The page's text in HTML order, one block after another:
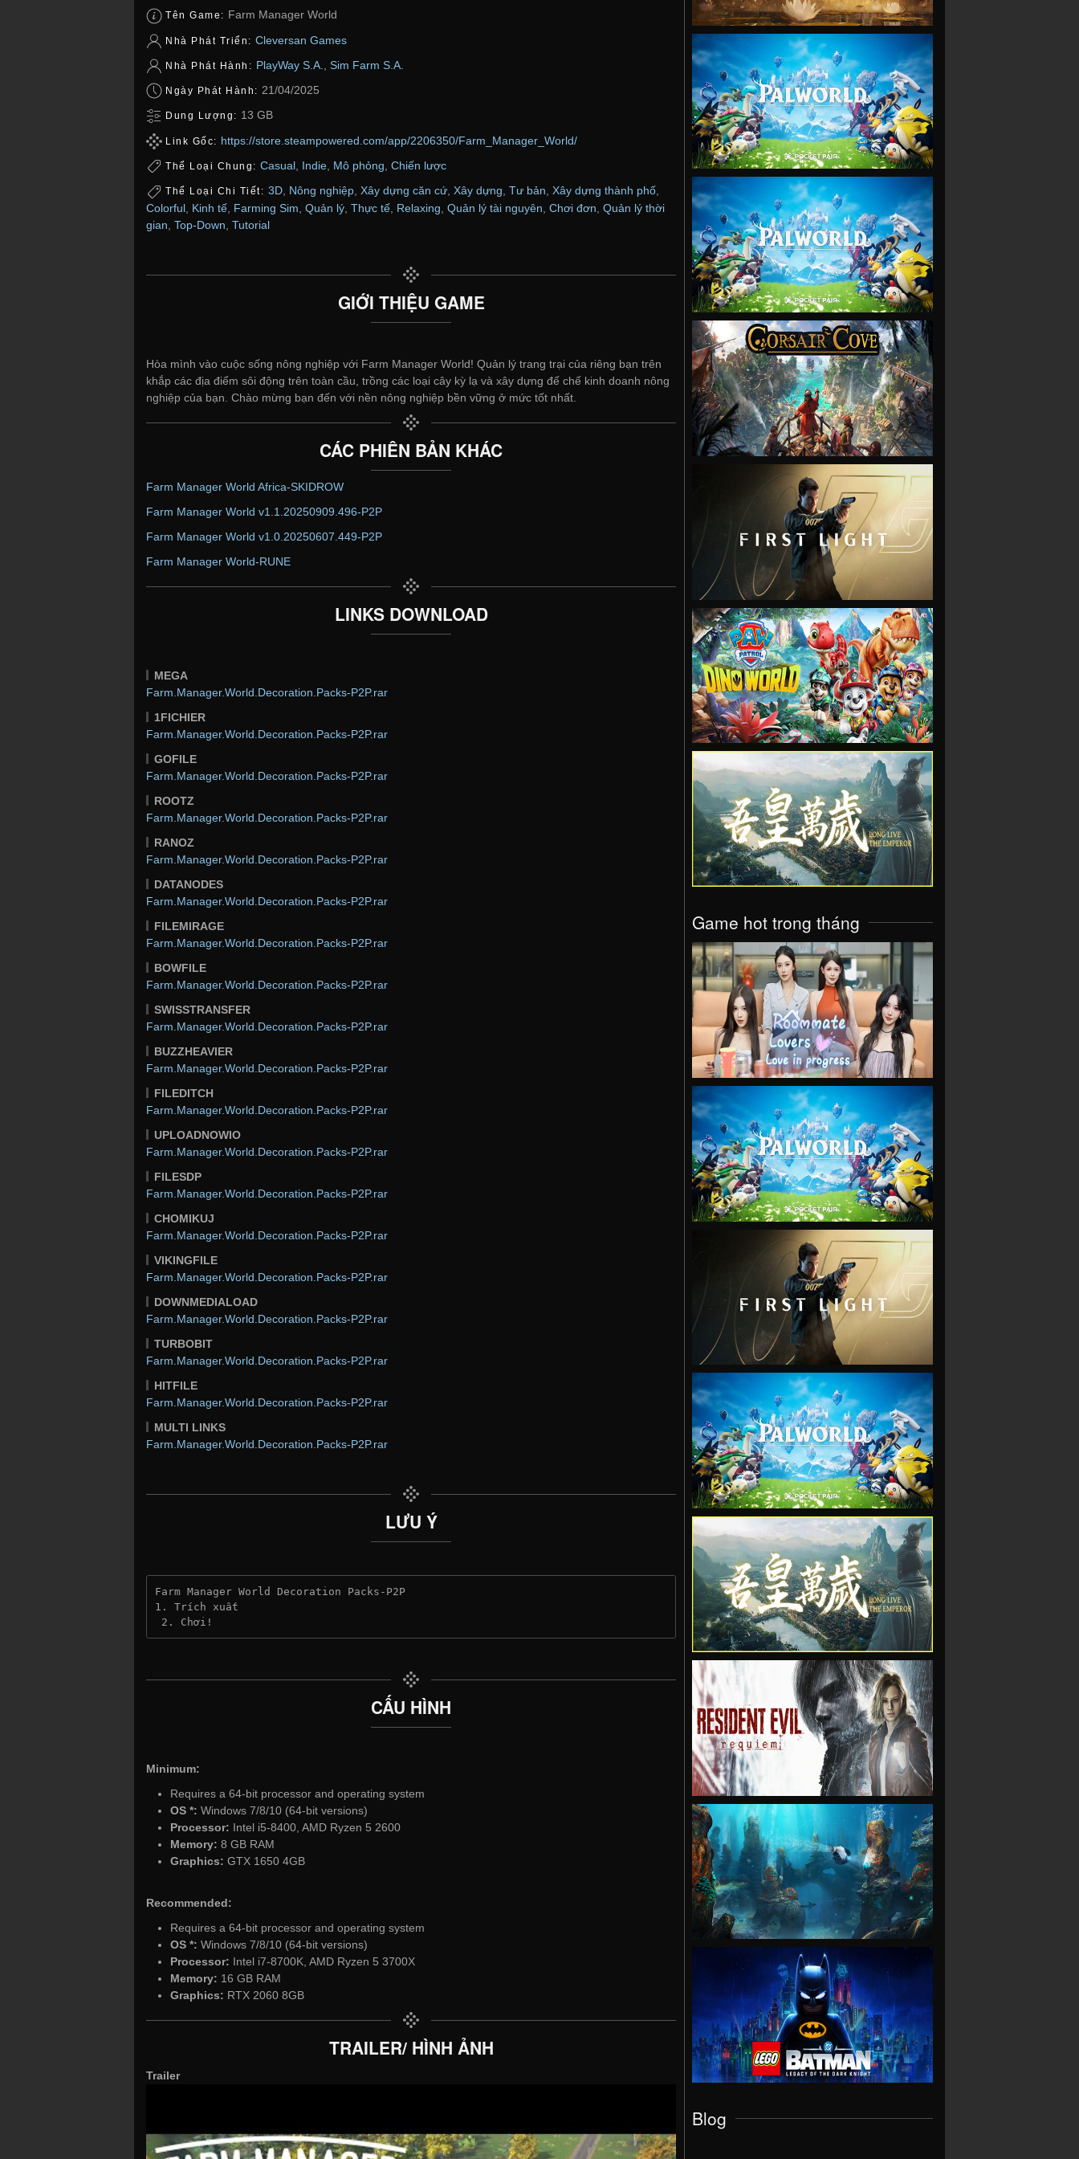
Tên Game: Farm Manager World
Nhà Phát Triển: Cleversan Games
Nhà Phát Hành: PlayWay S.A. Sim Farm S.A.
Ngày Phát Hành: 21/04/2025
Dung Lượng: 13 GB
Link Gốc: https://store.steampowered.com/app/2206350/Farm_Manager_World/
Thể Loại Chung: Casual Indie Mô phỏng Chiến lược
Thể Loại Chi Tiết: 3D, Nông nghiệp, Xây dựng căn cứ, Xây dựng, Tư bản, Xây dựng thành phố,
Colorful Kinh tế Farming Sim Quản lý Thực tế Relaxing Quản lý tài nguyên Chơi đơn Quản lý thời
gian Top-Down Tutorial
GIỚI THIỆU GAME
Hòa mình vào cuộc sống nông nghiệp với Farm Manager World! Quản lý trang trại của riêng bạn trên
khắp các địa điểm sôi động trên toàn cầu, trồng các loại cây kỳ lạ và xây dựng đế chế kinh doanh nông
nghiệp của bạn. Chào mừng bạn đến với nền nông nghiệp bền vững ở mức tốt nhất.
CÁC PHIÊN BẢN KHÁC
Farm Manager World Africa-SKIDROW
Farm Manager World v1.1.20250909.496-P2P
Farm Manager World v1.0.20250607.449-P2P
Farm Manager World-RUNE
LINKS DOWNLOAD
MEGA
Farm.Manager.World.Decoration.Packs-P2P.rar
1FICHIER
Farm.Manager.World.Decoration.Packs-P2P.rar
GOFILE
Farm.Manager.World.Decoration.Packs-P2P.rar
ROOTZ
Farm.Manager.World.Decoration.Packs-P2P.rar
RANOZ
Farm.Manager.World.Decoration.Packs-P2P.rar
DATANODES
Farm.Manager.World.Decoration.Packs-P2P.rar
FILEMIRAGE
Farm.Manager.World.Decoration.Packs-P2P.rar
BOWFILE
Farm.Manager.World.Decoration.Packs-P2P.rar
SWISSTRANSFER
Farm.Manager.World.Decoration.Packs-P2P.rar
BUZZHEAVIER
Farm.Manager.World.Decoration.Packs-P2P.rar
FILEDITCH
Farm.Manager.World.Decoration.Packs-P2P.rar
UPLOADNOWIO
Farm.Manager.World.Decoration.Packs-P2P.rar
FILESDP
Farm.Manager.World.Decoration.Packs-P2P.rar
CHOMIKUJ
Farm.Manager.World.Decoration.Packs-P2P.rar
VIKINGFILE
Farm.Manager.World.Decoration.Packs-P2P.rar
DOWNMEDIALOAD
Farm.Manager.World.Decoration.Packs-P2P.rar
TURBOBIT
Farm.Manager.World.Decoration.Packs-P2P.rar
HITFILE
Farm.Manager.World.Decoration.Packs-P2P.rar
MULTI LINKS
Farm.Manager.World.Decoration.Packs-P2P.rar
LƯU Ý
Farm Manager World Decoration Packs-P2P
1. Trích xuất
2. Chơi!
CẤU HÌNH
Minimum:
Requires a 64-bit processor and operating system
OS *: Windows 7/8/10 (64-bit versions)
Processor: Intel i5-8400, AMD Ryzen 5 2600
Memory: 8 GB RAM
Graphics: GTX 1650 4GB
Recommended:
Requires a 64-bit processor and operating system
OS *: Windows 7/8/10 (64-bit versions)
Processor: Intel i7-8700K, AMD Ryzen 5 3700X
Memory: 16 GB RAM
Graphics: RTX 2060 8GB
TRAILER/ HÌNH ẢNH
Trailer
VIEW
VIEW
VIEW
VIEW
VIEW
VIEW
Game hot trong tháng
VIEW
VIEW
VIEW
VIEW
VIEW
VIEW
VIEW
VIEW
Blog